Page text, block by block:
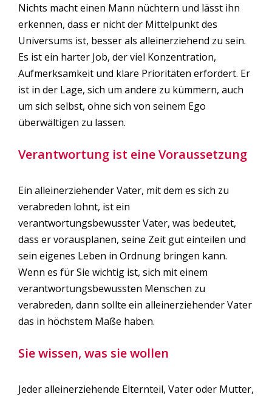
Nichts macht einen Mann nüchtern und lässt ihn
erkennen, dass er nicht der Mittelpunkt des
Universums ist, besser als alleinerziehend zu sein.
Es ist ein harter Job, der viel Konzentration,
Aufmerksamkeit und klare Prioritäten erfordert. Er
ist in der Lage, sich um andere zu kümmern, auch
um sich selbst, ohne sich von seinem Ego
überwältigen zu lassen.
Verantwortung ist eine Voraussetzung
Ein alleinerziehender Vater, mit dem es sich zu
verabreden lohnt, ist ein
verantwortungsbewusster Vater, was bedeutet,
dass er vorausplanen, seine Zeit gut einteilen und
sein eigenes Leben in Ordnung bringen kann.
Wenn es für Sie wichtig ist, sich mit einem
verantwortungsbewussten Menschen zu
verabreden, dann sollte ein alleinerziehender Vater
das in höchstem Maße haben.
Sie wissen, was sie wollen
Jeder alleinerziehende Elternteil, Vater oder Mutter,